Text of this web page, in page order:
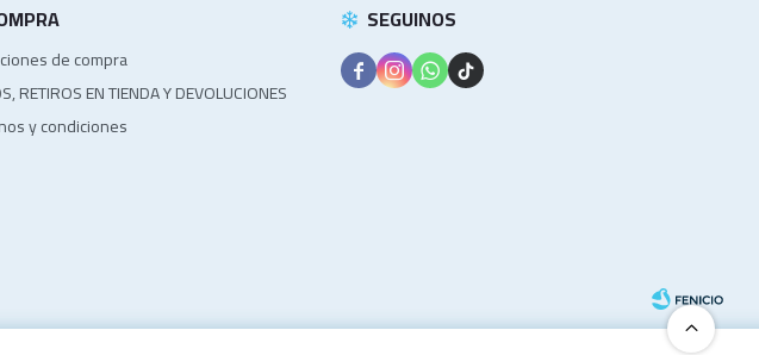
de compra
RETIROS EN TIENDA Y DEVOLUCIONES
y condiciones
SEGUINOS
   